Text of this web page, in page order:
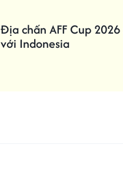
Địa chấn AFF Cup
với Indonesia